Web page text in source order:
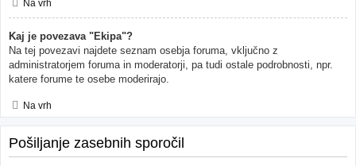
Na vrh
Kaj je povezava "Ekipa"?
Na tej povezavi najdete seznam osebja foruma, vključno z
administratorjem foruma in moderatorji, pa tudi ostale podrobnosti, npr.
katere forume te osebe moderirajo.
Na vrh
Pošiljanje zasebnih sporočil